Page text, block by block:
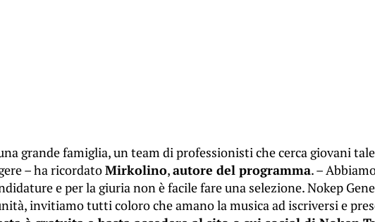
grande famiglia, un team di professionisti che cerca giovani
– ha ricordatoMirkolino,autore del programma. –
e per la giuria non è facile fare una selezione. Nokep
invitiamo tutti coloro che amano la musica ad iscriversi e